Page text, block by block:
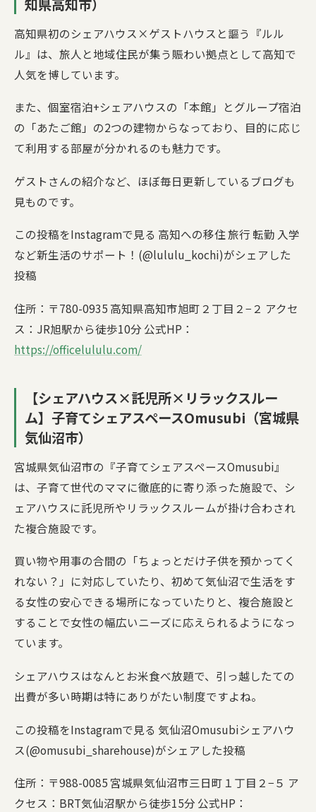
知県高知市）
高知県初のシェアハウス×ゲストハウスと謳う『ルル
ル』は、旅人と地域住民が集う賑わい拠点として高知で
人気を博しています。
また、個室宿泊+シェアハウスの「本館」とグループ宿泊
の「あたご館」の2つの建物からなっており、目的に応じ
て利用する部屋が分かれるのも魅力です。
ゲストさんの紹介など、ほぼ毎日更新しているブログも
見ものです。
この投稿をInstagramで見る 高知への移住 旅行 転勤 入学
など新生活のサポート！(@lululu_kochi)がシェアした
投稿
住所：〒780-0935 高知県高知市旭町２丁目２−２ アクセ
ス：JR旭駅から徒歩10分 公式HP：
https://officelululu.com/
【シェアハウス×託児所×リラックスルー
ム】子育てシェアスペースOmusubi（宮城県
気仙沼市）
宮城県気仙沼市の『子育てシェアスペースOmusubi』
は、子育て世代のママに徹底的に寄り添った施設で、シ
ェアハウスに託児所やリラックスルームが掛け合わされ
た複合施設です。
買い物や用事の合間の「ちょっとだけ子供を預かってく
れない？」に対応していたり、初めて気仙沼で生活をす
る女性の安心できる場所になっていたりと、複合施設と
することで女性の幅広いニーズに応えられるようになっ
ています。
シェアハウスはなんとお米食べ放題で、引っ越したての
出費が多い時期は特にありがたい制度ですよね。
この投稿をInstagramで見る 気仙沼Omusubiシェアハウ
ス(@omusubi_sharehouse)がシェアした投稿
住所：〒988-0085 宮城県気仙沼市三日町１丁目２−５ ア
クセス：BRT気仙沼駅から徒歩15分 公式HP：